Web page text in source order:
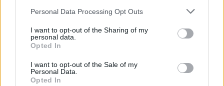
Please note that this website/app uses one or more Google
not limited to your visit or usage behaviour. You may click to
grant or deny consent to Google and its third-party tags to
use your data for below specified purposes in below Google
consent section.
Personal Data Processing Opt Outs
I want to opt-out of the Sharing of my
personal data.
Opted In
I want to opt-out of the Sale of my
Personal Data.
Opted In